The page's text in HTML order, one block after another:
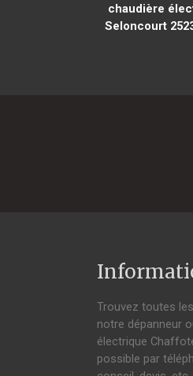
chaudière
Seloncourt
Trouvez toutes
notre dépanneur
électrique
possible par